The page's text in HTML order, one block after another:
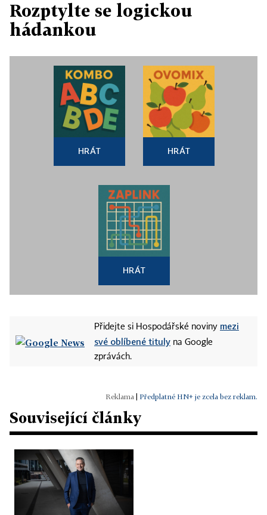
Rozptylte se logickou
hádankou
HRÁT HRÁT
HRÁT
Přidejte si Hospodářské noviny mezi
své oblíbené tituly na Google
zprávách.
Předplatné HN+ je zcela bez reklam.
Související články